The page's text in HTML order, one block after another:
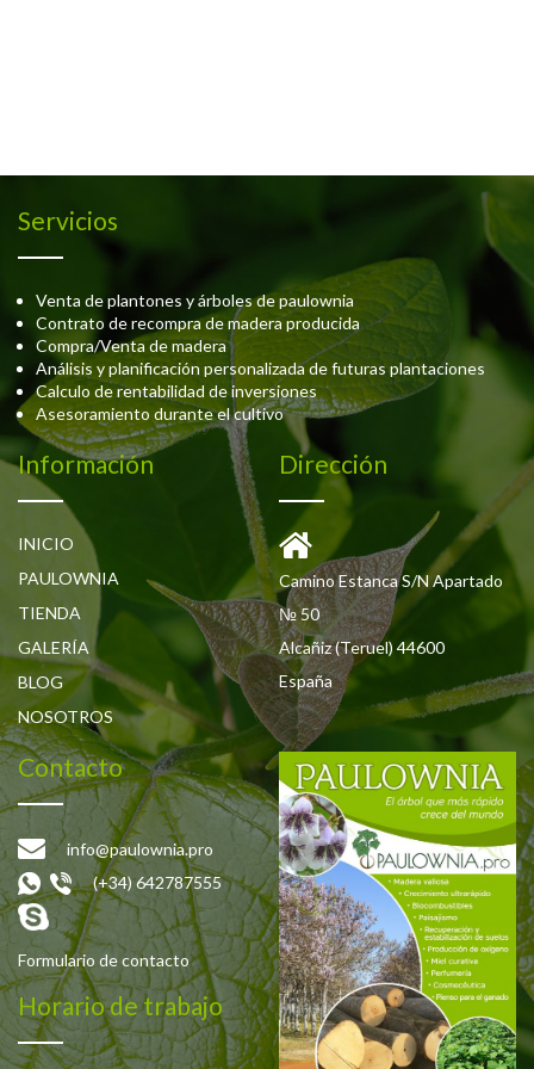
Servicios
Venta de plantones y árboles de paulownia
Contrato de recompra de madera producida
Compra/Venta de madera
Análisis y planificación personalizada de futuras plantaciones
Calculo de rentabilidad de inversiones
Asesoramiento durante el cultivo
Información
INICIO
PAULOWNIA
TIENDA
GALERÍA
BLOG
NOSOTROS
Dirección
Camino Estanca S/N Apartado
№ 50
Alcañiz (Teruel) 44600
España
Contacto
info@paulownia.pro
(+34) 642787555
Formulario de contacto
Horario de trabajo